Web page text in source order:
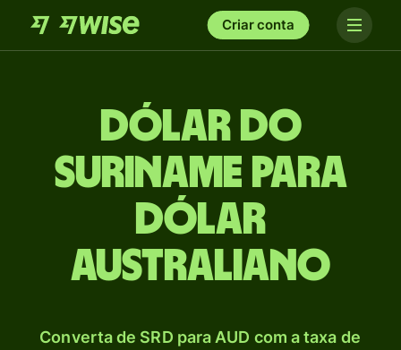
Criar conta
Dólar do
Suriname para
Dólar
australiano
Converta de SRD para AUD com a taxa de